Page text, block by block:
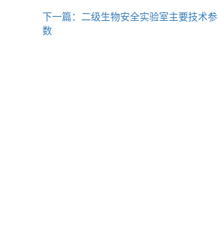
下一篇：二级生物安全实验室主要技术参
数